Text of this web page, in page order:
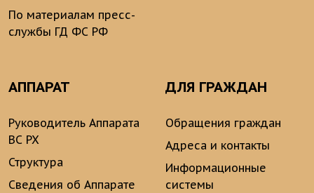
По материалам пресс-
службы ГД ФС РФ
АППАРАТ
Руководитель Аппарата
ВС РХ
Структура
Сведения об Аппарате
ДЛЯ ГРАЖДАН
Обращения граждан
Адреса и контакты
Информационные
системы